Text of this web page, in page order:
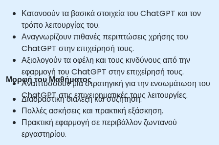
Κατανοούν τα βασικά στοιχεία του ChatGPT και τον
τρόπο λειτουργίας του.
Αναγνωρίζουν πιθανές περιπτώσεις χρήσης του
ChatGPT στην επιχείρησή τους.
Αξιολογούν τα οφέλη και τους κινδύνους από την
εφαρμογή του ChatGPT στην επιχείρησή τους.
Αναπτύσσουν μια στρατηγική για την ενσωμάτωση του
ChatGPT στις επιχειρηματικές τους λειτουργίες.
Μορφή του Μαθήματος
Διαδραστική διάλεξη και συζήτηση.
Πολλές ασκήσεις και πρακτική εξάσκηση.
Πρακτική εφαρμογή σε περιβάλλον ζωντανού
εργαστηρίου.